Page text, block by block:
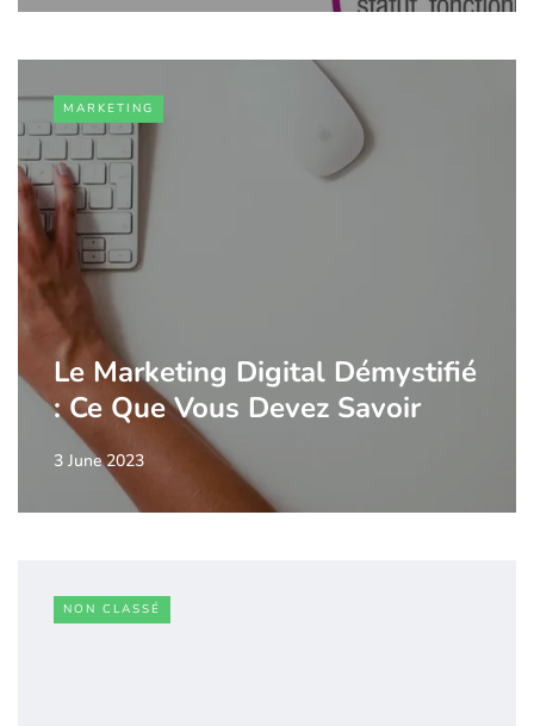
MARKETING
Le Marketing Digital Démystifié
: Ce Que Vous Devez Savoir
3 June 2023
NON CLASSÉ